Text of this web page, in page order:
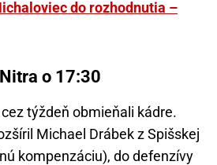
do rozhodnutia –
o 17:30
týždeň obmieňali kádre.
Michael Drábek z Spišskej
kompenzáciu), do defenzívy